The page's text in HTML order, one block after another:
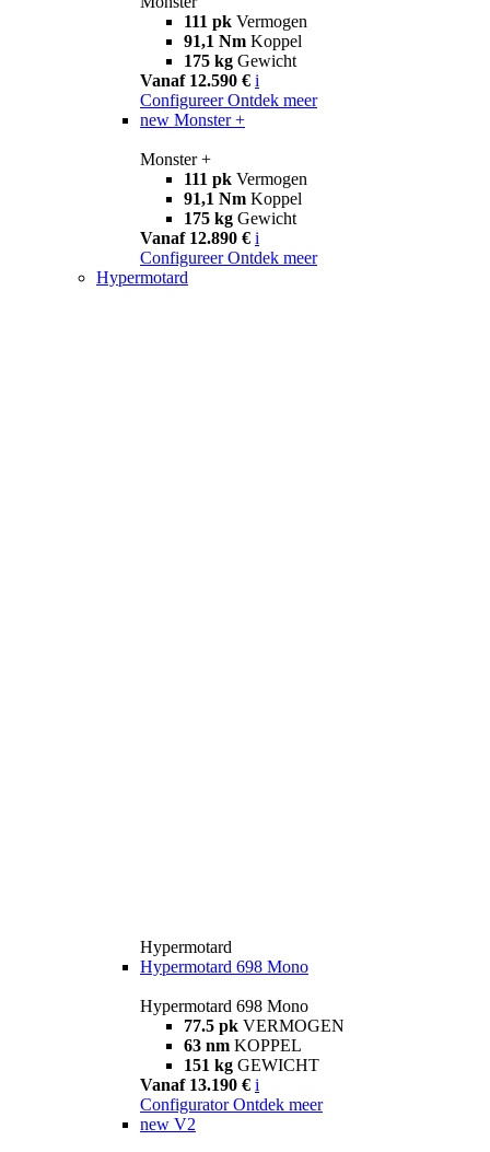
111 pk Vermogen
91,1 Nm Koppel
175 kg Gewicht
Vanaf 12.590 € i
Configureer Ontdek meer
new Monster +
Monster +
111 pk Vermogen
91,1 Nm Koppel
175 kg Gewicht
Vanaf 12.890 € i
Configureer Ontdek meer
Hypermotard
Hypermotard
Hypermotard 698 Mono
Hypermotard 698 Mono
77.5 pk VERMOGEN
63 nm KOPPEL
151 kg GEWICHT
Vanaf 13.190 € i
Configurator Ontdek meer
new V2